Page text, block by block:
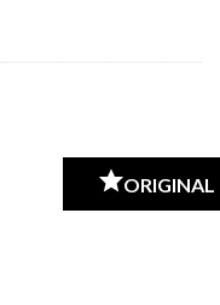
ORIGINAL